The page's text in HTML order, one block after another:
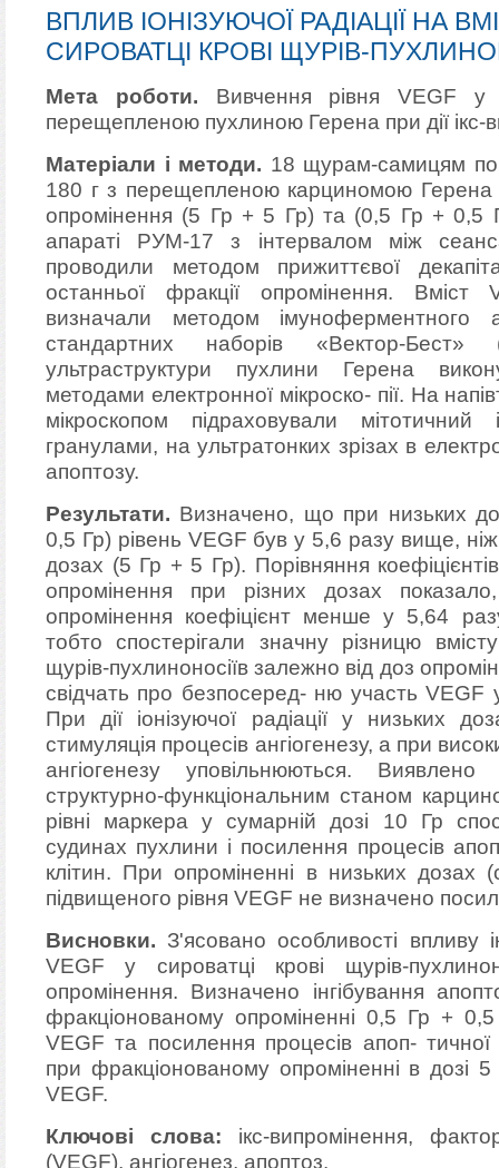
ВПЛИВ ІОНІЗУЮЧОЇ РАДІАЦІЇ НА
СИРОВАТЦІ КРОВІ ЩУРІВ-
Мета роботи. Вивчення рівня VEGF у
перещепленою пухлиною Герена при дії ікс-
Матеріали і методи. 18 щурам-самицям
180 г з перещепленою карциномою Герена
опромінення (5 Гр + 5 Гр) та (0,5 Гр + 0,5
апараті РУМ-17 з інтервалом між
проводили методом прижиттєвої
останньої фракції опромінення. Вміст
визначали методом імуноферментного
стандартних наборів «Вектор-
ультраструктури пухлини Герена
методами електронної мікроско- пії. На
мікроскопом підраховували
гранулами, на ультратонких зрізах в
апоптозу.
Результати. Визначено, що при низьких
0,5 Гр) рівень VEGF був у 5,6 разу вище,
дозах (5 Гр + 5 Гр). Порівняння
опромінення при різних дозах
опромінення коефіцієнт менше у 5,64
тобто спостерігали значну різницю
щурів-пухлиноносіїв залежно від доз
свідчать про безпосеред- ню участь VEGF
При дії іонізуючої радіації у низьких
стимуляція процесів ангіогенезу, а при
ангіогенезу уповільнюються.
структурно-функціональним станом
рівні маркера у сумарній дозі 10 Гр
судинах пухлини і посилення процесів
клітин. При опроміненні в низьких
підвищеного рівня VEGF не визначено
Висновки. З'ясовано особливості впливу
VEGF у сироватці крові щурів-
опромінення. Визначено інгібування
фракціонованому опроміненні 0,5 Гр + 0,5
VEGF та посилення процесів апоп- тичної
при фракціонованому опроміненні в дозі
VEGF.
Ключові слова: ікс-випромінення,
(VEGF), ангіогенез, апоптоз.